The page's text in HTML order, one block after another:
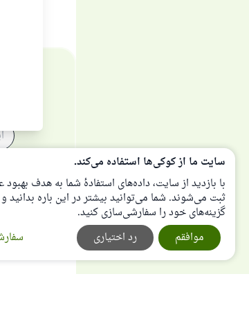
سایت ما از کوکی‌ها استفاده می‌کند.
با بازدید از سایت، داده‌های استفادهٔ شما به هدف بهبود
ثبت می‌شوند. شما می‌توانید بیشتر در این باره بدانید و
گزینه‌های خود را سفارشی‌سازی کنید.
رد اختیاری موافقم